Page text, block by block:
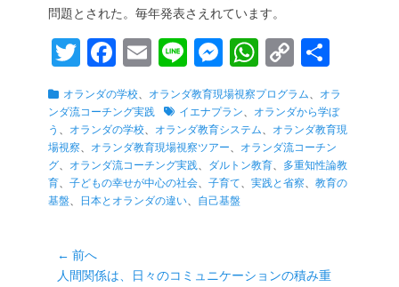
問題とされた。毎年発表さえれています。
T
wi
tte
r
Fa
ce
bo
ok
E
ail
Li
ne
M
es
se
ng
er
W
ha
ts
A
pp
C
y
Li
nk
カ
テ
ゴ
リ
ー
オランダの学校、 オランダ教育現場視察プログラム、 オラ
ンダ流コーチング実践
タ
グ
イエナプラン、 オランダから学ぼ
う 、 オランダの学校、 オランダ教育システム、 オランダ教育現
場視察、 オランダ教育現場視察ツアー、 オランダ流コーチン
グ、 オランダ流コーチング実践、 ダルトン教育、 多重知性論教
育、 子どもの幸せが中心の社会、 子育て、 実践と省察、 教育の
基盤、 日本とオランダの違い、 自己基盤
投
稿
← 前へ
前
人間関係は、日々のコミュニケーションの積み重